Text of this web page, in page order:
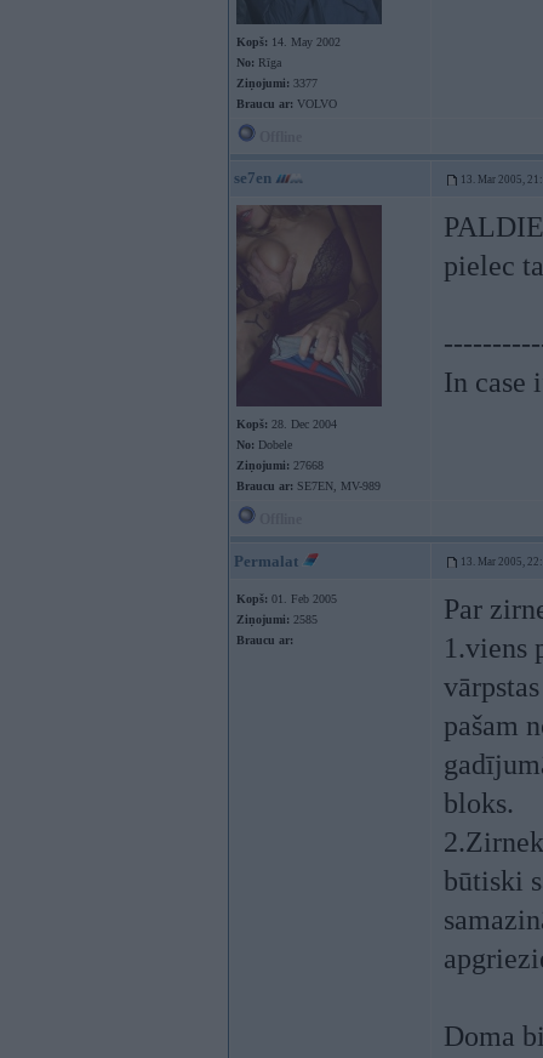
Kopš: 14. May 2002
No: Rīga
Ziņojumi: 3377
Braucu ar: VOLVO
se7en 13. Mar 2005,
Kopš: 28. Dec 2004
No: Dobele
Ziņojumi: 27668
Braucu ar: SE7EN, MV-989
pielec
In case
Permalat 13. Mar 2005,
Kopš: 01. Feb 2005
Ziņojumi: 2585
Braucu ar:
Par
1.viens
pašam
bloks.
būtiski
Doma